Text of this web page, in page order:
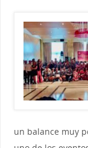
un balance muy